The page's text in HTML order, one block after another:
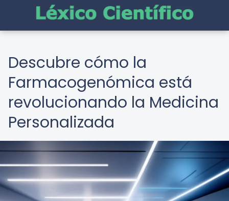
Descubre cómo la
Farmacogenómica está
revolucionando la Medicina
Personalizada